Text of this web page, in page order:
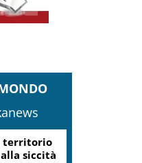
territorio
siccità